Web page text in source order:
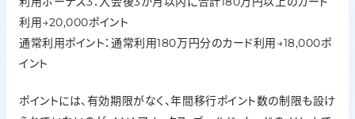
利用→20,000ポイント
通常利用ポイント：通常利用180万円分のカード利用→18,000ポ
イント
ポイントには、有効期限がなく、年間移行ポイント数の制限も設け